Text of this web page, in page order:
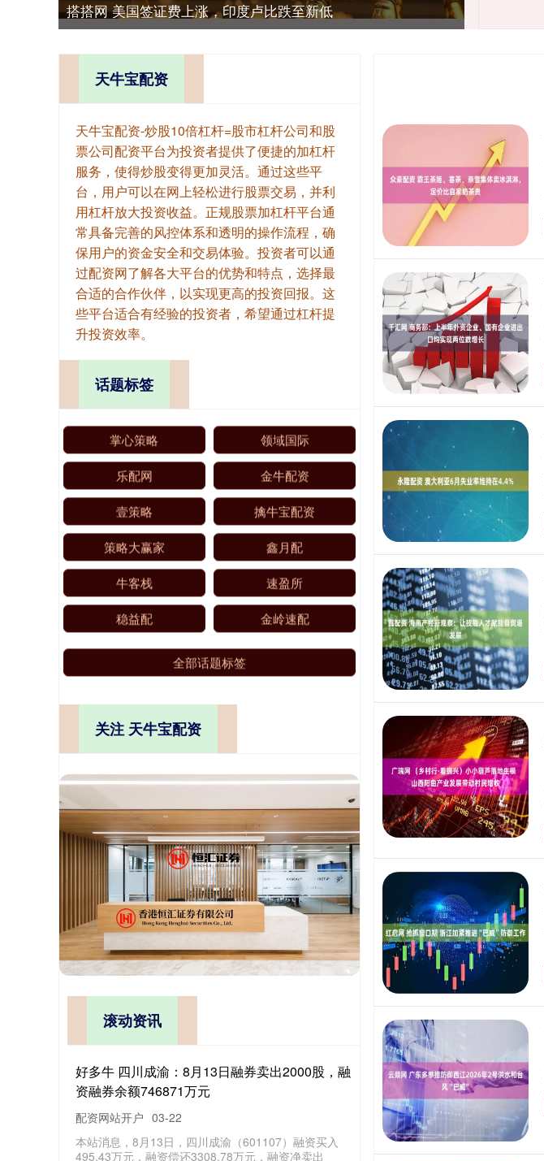
搭搭网 美国签证费上涨，印度卢比跌至新低
天牛宝配资
天牛宝配资-炒股10倍杠杆=股市杠杆公司和股
票公司配资平台为投资者提供了便捷的加杠杆
服务，使得炒股变得更加灵活。通过这些平
台，用户可以在网上轻松进行股票交易，并利
用杠杆放大投资收益。正规股票加杠杆平台通
常具备完善的风控体系和透明的操作流程，确
保用户的资金安全和交易体验。投资者可以通
过配资网了解各大平台的优势和特点，选择最
合适的合作伙伴，以实现更高的投资回报。这
些平台适合有经验的投资者，希望通过杠杆提
升投资效率。
话题标签
掌心策略 领域国际
乐配网 金牛配资
壹策略 擒牛宝配资
策略大赢家 鑫月配
牛客栈 速盈所
稳益配 金岭速配
全部话题标签
关注 天牛宝配资
滚动资讯
好多牛 四川成渝：8月13日融券卖出2000股，融
资融券余额746871万元
配资网站开户
03-22
本站消息，8月13日，四川成渝（601107）融资买入